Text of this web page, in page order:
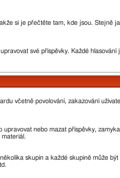
si je přečtěte tam, kde jsou. Stejně
své příspěvky. Každé
včetně povolování, zakazování
nebo mazat příspěvky,
skupin a každé skupině může